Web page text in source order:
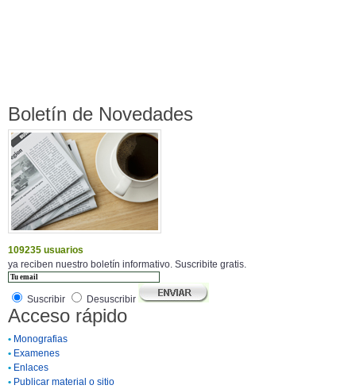
Boletín de Novedades
109235 usuarios
ya reciben nuestro boletín informativo. Suscribite gratis.
Suscribir Desuscribir
Acceso rápido
• Monografias
• Examenes
• Enlaces
• Publicar material o sitio